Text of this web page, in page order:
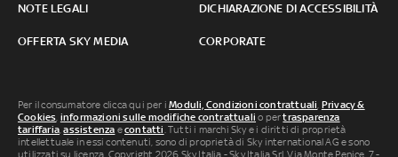
NOTE LEGALI DICHIARAZIONE DI ACCESSIBILITÀ
OFFERTA SKY MEDIA CORPORATE
Per il consumatore clicca qui per iModuli, Condizioni contrattuali Privacy &
Cookies informazioni sulle modifiche contrattuali o pertrasparenza
tariffaria ,assistenza econtatti . Tutti i marchi Sky e i diritti di proprietà
intellettuale in essi contenuti, sono di proprietà di Sky international AG e sono
utilizzati su licenza. Copyright 2026 Sky Italia - Sky Italia Srl Via Monte Penice, 7 -